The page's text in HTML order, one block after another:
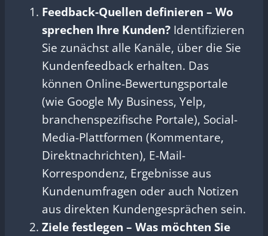
Feedback-Quellen definieren – Wo
sprechen Ihre Kunden? Identifizieren
Sie zunächst alle Kanäle, über die Sie
Kundenfeedback erhalten. Das
können Online-Bewertungsportale
(wie Google My Business, Yelp,
branchenspezifische Portale), Social-
Media-Plattformen (Kommentare,
Direktnachrichten), E-Mail-
Korrespondenz, Ergebnisse aus
Kundenumfragen oder auch Notizen
aus direkten Kundengesprächen sein.
Ziele festlegen – Was möchten Sie